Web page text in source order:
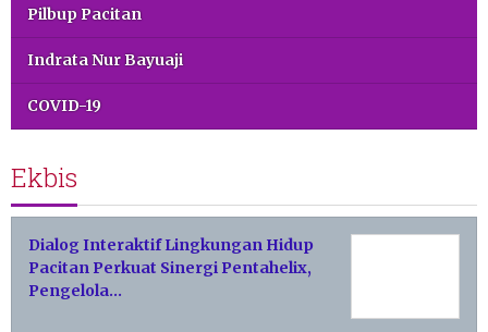
Pilbup Pacitan
Indrata Nur Bayuaji
COVID-19
Ekbis
Dialog Interaktif Lingkungan Hidup
Pacitan Perkuat Sinergi Pentahelix,
Pengelola…